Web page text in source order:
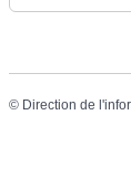
© Direction de